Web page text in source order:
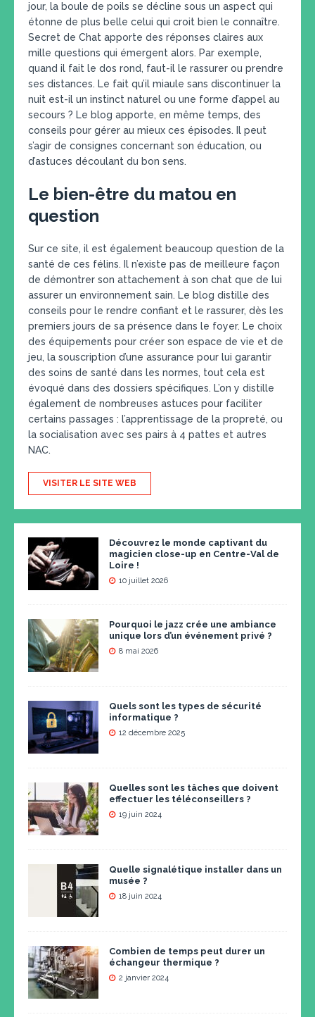
jour, la boule de poils se décline sous un aspect qui
étonne de plus belle celui qui croit bien le connaître.
Secret de Chat apporte des réponses claires aux
mille questions qui émergent alors. Par exemple,
quand il fait le dos rond, faut-il le rassurer ou prendre
ses distances. Le fait qu’il miaule sans discontinuer la
nuit est-il un instinct naturel ou une forme d’appel au
secours ? Le blog apporte, en même temps, des
conseils pour gérer au mieux ces épisodes. Il peut
s’agir de consignes concernant son éducation, ou
d’astuces découlant du bon sens.
Le bien-être du matou en
question
Sur ce site, il est également beaucoup question de la
santé de ces félins. Il n’existe pas de meilleure façon
de démontrer son attachement à son chat que de lui
assurer un environnement sain. Le blog distille des
conseils pour le rendre confiant et le rassurer, dès les
premiers jours de sa présence dans le foyer. Le choix
des équipements pour créer son espace de vie et de
jeu, la souscription d’une assurance pour lui garantir
des soins de santé dans les normes, tout cela est
évoqué dans des dossiers spécifiques. L’on y distille
également de nombreuses astuces pour faciliter
certains passages : l’apprentissage de la propreté, ou
la socialisation avec ses pairs à 4 pattes et autres
NAC.
VISITER LE SITE WEB
Découvrez le monde captivant du
magicien close-up en Centre-Val de
Loire !
10 juillet 2026
Pourquoi le jazz crée une ambiance
unique lors d’un événement privé ?
8 mai 2026
Quels sont les types de sécurité
informatique ?
12 décembre 2025
Quelles sont les tâches que doivent
effectuer les téléconseillers ?
19 juin 2024
Quelle signalétique installer dans un
musée ?
18 juin 2024
Combien de temps peut durer un
échangeur thermique ?
2 janvier 2024